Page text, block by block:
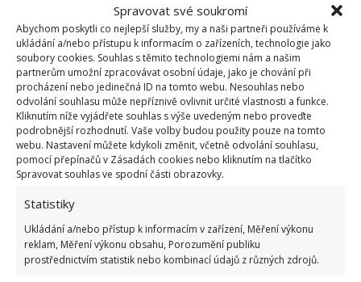
Spravovat své soukromí
Abychom poskytli co nejlepší služby, my a naši partneři používáme k
ukládání a/nebo přístupu k informacím o zařízeních, technologie jako
soubory cookies. Souhlas s těmito technologiemi nám a našim
partnerům umožní zpracovávat osobní údaje, jako je chování při
procházení nebo jedinečná ID na tomto webu. Nesouhlas nebo
odvolání souhlasu může nepříznivě ovlivnit určité vlastnosti a funkce.
Kliknutím níže vyjádřete souhlas s výše uvedeným nebo proveďte
podrobnější rozhodnutí. Vaše volby budou použity pouze na tomto
webu. Nastavení můžete kdykoli změnit, včetně odvolání souhlasu,
pomocí přepínačů v Zásadách cookies nebo kliknutím na tlačítko
Spravovat souhlas ve spodní části obrazovky.
Statistiky
Ukládání a/nebo přístup k informacím v zařízení, Měření výkonu
reklam, Měření výkonu obsahu, Porozumění publiku
prostřednictvím statistik nebo kombinací údajů z různých zdrojů.
vám nesnilo
7.3.2018 Reality
OBLÍBENÉ ČLÁNKY
Pokuta až 10 000 Kč hrozí za nesprávné sekání i
nesekání trávy. Záleží i na prostředku a lokaci